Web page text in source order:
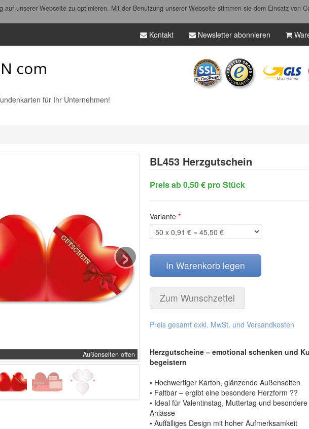
auf unserer Webseite zu optimieren. Mit der Benutzung unserer Webseite stimmen sie dem Einsatz von
Kontakt Newsletter abonnieren
com
für Ihr Unternehmen!
Außenseiten offen
›
BL453 Herzgutschein
Preis ab 0,50 € pro Stück
Variante*
In Warenkorb legen
Zum Wunschzettel
Preis gesamt exkl. MwSt. und Versandkosten
Herzgutscheine – emotional schenken und
begeistern
• Hochwertiger Karton, glänzende Außenseiten
• Faltbar – ergibt eine besondere Herzform ??
• Ideal für Valentinstag, Muttertag und besondere
Anlässe
• Auffälliges Design mit hoher Aufmerksamkeit